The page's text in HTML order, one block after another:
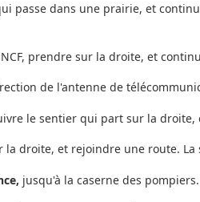
passe dans une prairie, et
, prendre sur la droite, et
de l'antenne de
le sentier qui part sur la
droite, et rejoindre une route.
jusqu'à la caserne des pompiers.